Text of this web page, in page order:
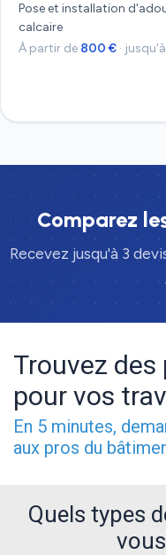
Pose et installation
calcaire
À partir de 800 € ·
Comparez
Recevez jusqu'à 3
Trouvez
pour vos
En 5 minutes,
aux pros du
Quels types